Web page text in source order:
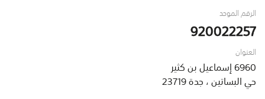
الرقم الموحد
920022257
العنوان
6960 إسماعيل بن كثير
حي البساتين ، جدة 23719